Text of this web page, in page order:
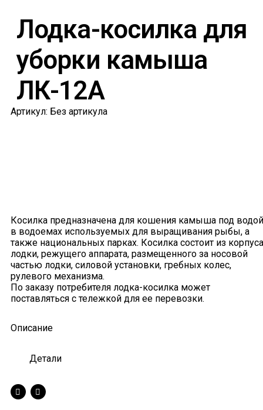
Лодка-косилка для
уборки камыша
ЛК-12А
Артикул: Без артикула
Косилка предназначена для кошения камыша под водой
в водоемах используемых для выращивания рыбы, а
также национальных парках. Косилка состоит из корпуса
лодки, режущего аппарата, размещенного за носовой
частью лодки, силовой установки, гребных колес,
рулевого механизма.
По заказу потребителя лодка-косилка может
поставляться с тележкой для ее перевозки.
Описание
Детали